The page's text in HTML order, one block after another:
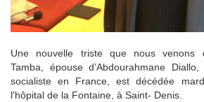
Une nouvelle triste que nous venons
Tamba, épouse d’Abdourahmane
socialiste en France, est décédée
l'hôpital de la Fontaine, à Saint- Denis.